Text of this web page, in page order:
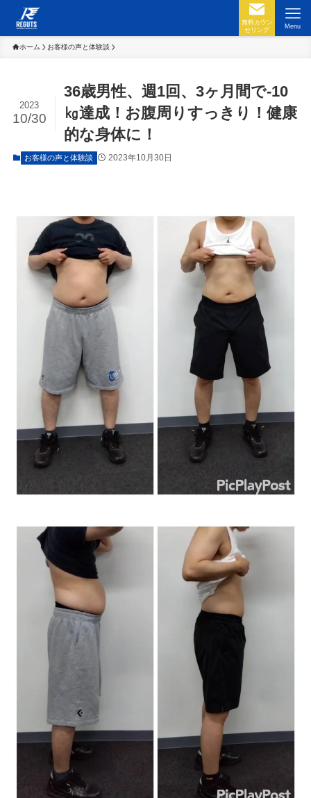
無料カウン
セリング
Menu
ホーム お客様の声と体験談
36歳男性、週1回、3ヶ月間で-10
㎏達成！お腹周りすっきり！健康
的な身体に！
2023
10/30
お客様の声と体験談 2023年10月30日